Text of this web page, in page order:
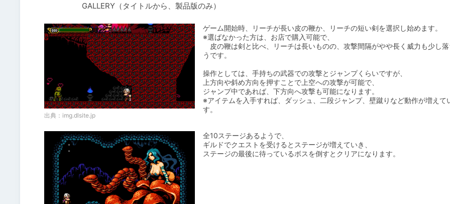
GALLERY（タイトルから、製品版のみ）
出典： img.dlsite.jp
ゲーム開始時、リーチが長い皮の鞭か、リーチの短い剣を選択し始めます。
※選ばなかった方は、お店で購入可能で、
皮の鞭は剣と比べ、リーチは長いものの、攻撃間隔がやや長く威力も少し落
うです。
操作としては、手持ちの武器での攻撃とジャンプくらいですが、
上方向や斜め方向を押すことで上空への攻撃が可能で、
ジャンプ中であれば、下方向へ攻撃も可能になります。
※アイテムを入手すれば、ダッシュ、二段ジャンプ、壁蹴りなど動作が増えて
す。
全10ステージあるようで、
ギルドでクエストを受けるとステージが増えていき、
ステージの最後に待っているボスを倒すとクリアになります。